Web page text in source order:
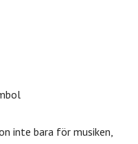
inte bara för musiken,